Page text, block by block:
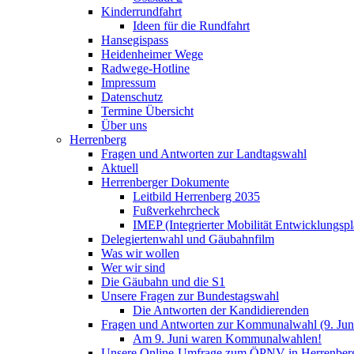
Kinderrundfahrt
Ideen für die Rundfahrt
Hansegispass
Heidenheimer Wege
Radwege-Hotline
Impressum
Datenschutz
Termine Übersicht
Über uns
Herrenberg
Fragen und Antworten zur Landtagswahl
Aktuell
Herrenberger Dokumente
Leitbild Herrenberg 2035
Fußverkehrcheck
IMEP (Integrierter Mobilität
Delegiertenwahl und Gäubahnfilm
Was wir wollen
Wer wir sind
Die Gäubahn und die S1
Unsere Fragen zur Bundestagswahl
Die Antworten der Kandidierenden
Fragen und Antworten zur Kommunalwahl (9.
Am 9. Juni waren Kommunalwahlen!